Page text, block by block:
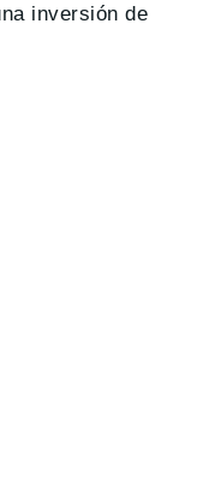
inversión de